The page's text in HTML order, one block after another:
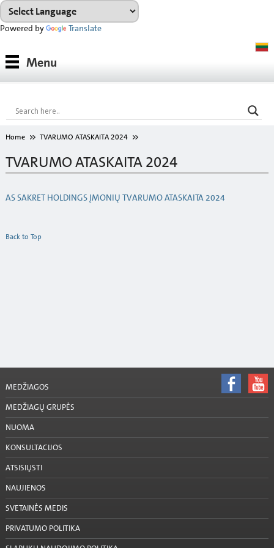
Powered by Translate
Medžiagos
Medžiagų grupės
Konsultacijos
Nuoma
ATSISIŲSTI
Menu
Home TVARUMO ATASKAITA 2024
TVARUMO ATASKAITA 2024
AS SAKRET HOLDINGS ĮMONIŲ TVARUMO ATASKAITA 2024
Back to Top
MEDŽIAGOS
MEDŽIAGŲ GRUPĖS
NUOMA
KONSULTACIJOS
ATSISIŲSTI
NAUJIENOS
SVETAINĖS MEDIS
PRIVATUMO POLITIKA